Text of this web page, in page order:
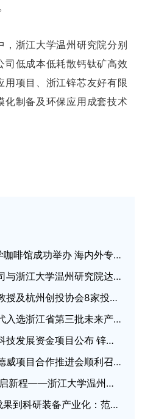
，浙江大学温州研究院分别
司低成本低耗散钙钛矿高效
用项目、浙江锌芯友好有限
化制备及环保应用成套技术
“科创温州・材料新声”科学咖啡馆成功举办 海内外专家共探催化新材料与氢能国际合作
温州设计控股集团有限公司与浙江大学温州研究院达成战略合作
著名管理专家浙大吴晓波教授及杭州创投协会8家投资机构来访考察
喜报丨我院孵化企业锌时代入选浙江省第三批未来产业“四库”培育名单
温州日报丨中央引导地方科技发展资金项目公布 锌芯钛晶获500万元奖补
赋能助企丨研究院与浙江德威项目合作推进会顺利召开
赓续初心担使命 踔厉奋发启新程——浙江大学温州研究院党总支委员会换届选举大会圆满召开
从《Nature Catalysis》成果到科研装备产业化：范本科技原位表征平台助力非热等离子体催化研究